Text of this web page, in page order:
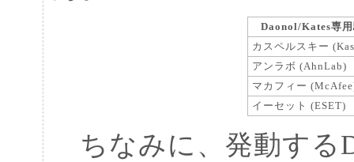
Daonol/Kates専
カスペルスキー
アンラボ (AhnLab)
マカフィー
イーセット (ESET)
ちなみに、発動する